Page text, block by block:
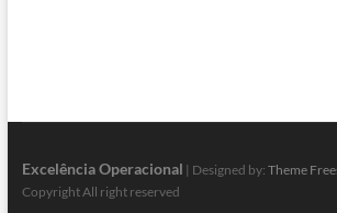
Excelência Operacional | Designed by: Theme
Copyright All right reserved